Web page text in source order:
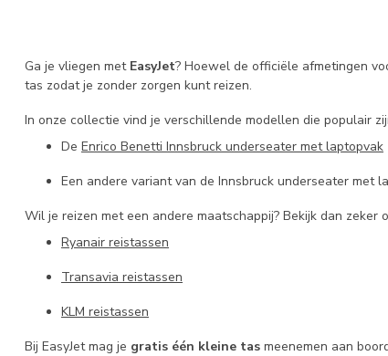
Ga je vliegen met EasyJet? Hoewel de officiële afmetingen
tas zodat je zonder zorgen kunt reizen.
In onze collectie vind je verschillende modellen die populair
De Enrico Benetti Innsbruck underseater met laptopvak
Een andere variant van de Innsbruck underseater met
Wil je reizen met een andere maatschappij? Bekijk dan zeker
Ryanair reistassen
Transavia reistassen
KLM reistassen
Bij EasyJet mag je gratis één kleine tas meenemen aan